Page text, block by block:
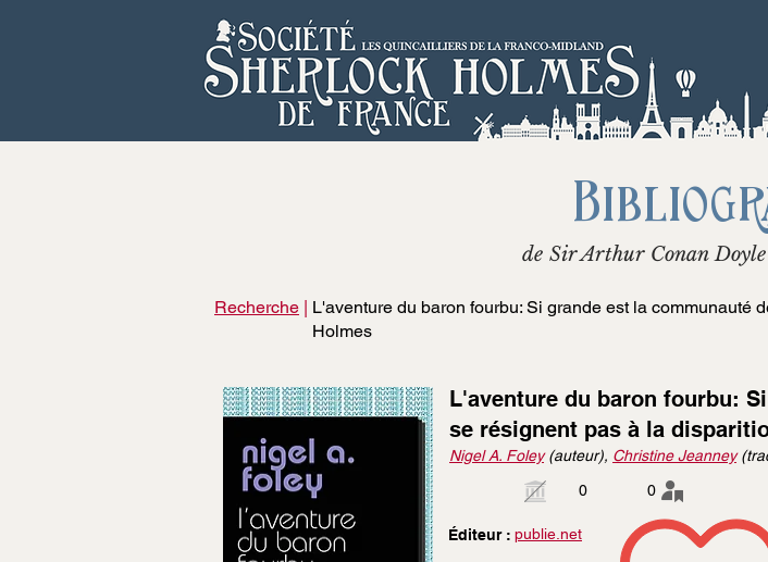
de Sir Arthur Conan
Recherche | L'aventure du baron fourbu: Si grande est la
Holmes
L'aventure du baron fourbu:
se résignent pas à la
Nigel A. Foley(auteur), Christine Jeanney
0
0
Éditeur : publie.net